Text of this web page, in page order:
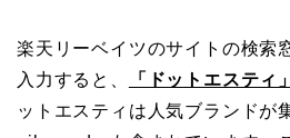
楽天リーベイツのサイトの検索
入力すると、
「ドットエスティ」
ットエスティは人気ブランドが